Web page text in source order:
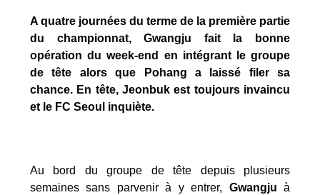
A quatre journées du terme de la première partie
du championnat, Gwangju fait la bonne
opération du week-end en intégrant le groupe
de tête alors que Pohang a laissé filer sa
chance. En tête, Jeonbuk est toujours invaincu
et le FC Seoul inquiète.
Au bord du groupe de tête depuis plusieurs
semaines sans parvenir à y entrer, Gwangju à